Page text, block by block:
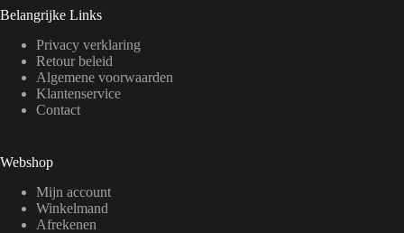
Belangrijke Links
Privacy verklaring
Retour beleid
Algemene voorwaarden
Klantenservice
Contact
Webshop
Mijn account
Winkelmand
Afrekenen